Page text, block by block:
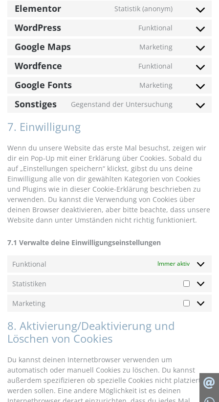
Elementor Statistik (anonym)
WordPress Funktional
Google Maps Marketing
Wordfence Funktional
Google Fonts Marketing
Sonstiges Gegenstand der Untersuchung
7. Einwilligung
Wenn du unsere Website das erste Mal besuchst, zeigen wir
dir ein Pop-Up mit einer Erklärung über Cookies. Sobald du
auf „Einstellungen speichern“ klickst, gibst du uns deine
Einwilligung alle von dir gewählten Kategorien von Cookies
und Plugins wie in dieser Cookie-Erklärung beschrieben zu
verwenden. Du kannst die Verwendung von Cookies über
deinen Browser deaktivieren, aber bitte beachte, dass unsere
Website dann unter Umständen nicht richtig funktioniert.
7.1 Verwalte deine Einwilligungseinstellungen
Funktional Immer aktiv
Statistiken
Marketing
8. Aktivierung/Deaktivierung und
Löschen von Cookies
Du kannst deinen Internetbrowser verwenden um
automatisch oder manuell Cookies zu löschen. Du kannst
außerdem spezifizieren ob spezielle Cookies nicht platziert
werden sollen. Eine andere Möglichkeit ist es deinen